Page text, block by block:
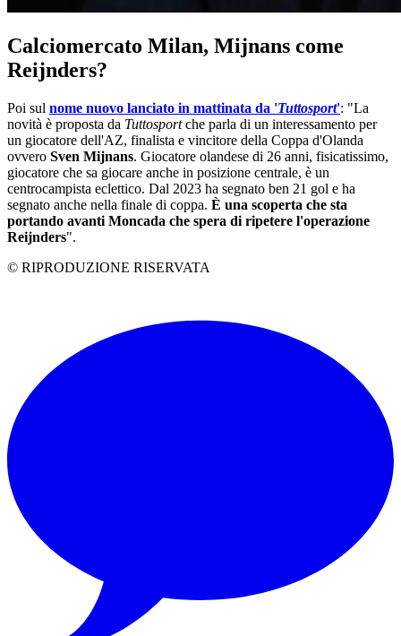
Calciomercato Milan, Mijnans come
Reijnders?
Poi sul nome nuovo lanciato in mattinata da 'Tuttosport': "La
novità è proposta da Tuttosportche parla di un interessamento per
un giocatore dell'AZ, finalista e vincitore della Coppa d'Olanda
ovvero Sven Mijnans. Giocatore olandese di 26 anni, fisicatissimo,
giocatore che sa giocare anche in posizione centrale, è un
centrocampista eclettico. Dal 2023 ha segnato ben 21 gol e ha
segnato anche nella finale di coppa. È una scoperta che sta
portando avanti Moncada che spera di ripetere l'operazione
Reijnders".
© RIPRODUZIONE RISERVATA